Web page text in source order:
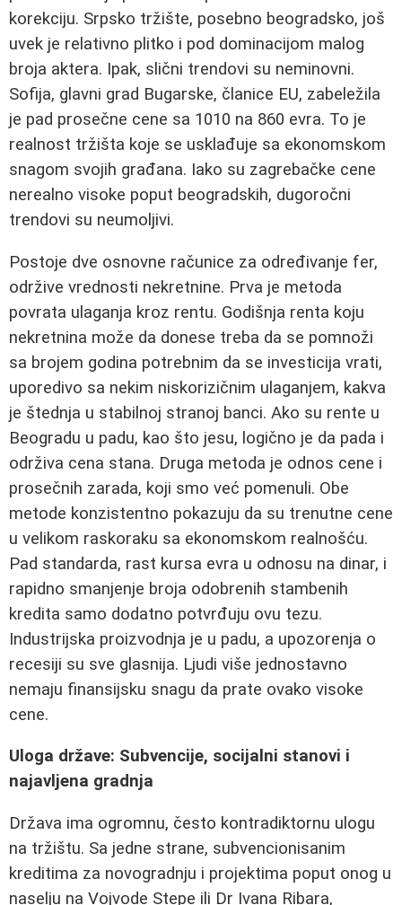
korekciju. Srpsko tržište, posebno beogradsko, još
uvek je relativno plitko i pod dominacijom malog
broja aktera. Ipak, slični trendovi su neminovni.
Sofija, glavni grad Bugarske, članice EU, zabeležila
je pad prosečne cene sa 1010 na 860 evra. To je
realnost tržišta koje se usklađuje sa ekonomskom
snagom svojih građana. Iako su zagrebačke cene
nerealno visoke poput beogradskih, dugoročni
trendovi su neumoljivi.
Postoje dve osnovne računice za određivanje fer,
održive vrednosti nekretnine. Prva je metoda
povrata ulaganja kroz rentu. Godišnja renta koju
nekretnina može da donese treba da se pomnoži
sa brojem godina potrebnim da se investicija vrati,
uporedivo sa nekim niskorizičnim ulaganjem, kakva
je štednja u stabilnoj stranoj banci. Ako su rente u
Beogradu u padu, kao što jesu, logično je da pada i
održiva cena stana. Druga metoda je odnos cene i
prosečnih zarada, koji smo već pomenuli. Obe
metode konzistentno pokazuju da su trenutne cene
u velikom raskoraku sa ekonomskom realnošću.
Pad standarda, rast kursa evra u odnosu na dinar, i
rapidno smanjenje broja odobrenih stambenih
kredita samo dodatno potvrđuju ovu tezu.
Industrijska proizvodnja je u padu, a upozorenja o
recesiji su sve glasnija. Ljudi više jednostavno
nemaju finansijsku snagu da prate ovako visoke
cene.
Uloga države: Subvencije, socijalni stanovi i
najavljena gradnja
Država ima ogromnu, često kontradiktornu ulogu
na tržištu. Sa jedne strane, subvencionisanim
kreditima za novogradnju i projektima poput onog u
naselju na Vojvode Stepe ili Dr Ivana Ribara,